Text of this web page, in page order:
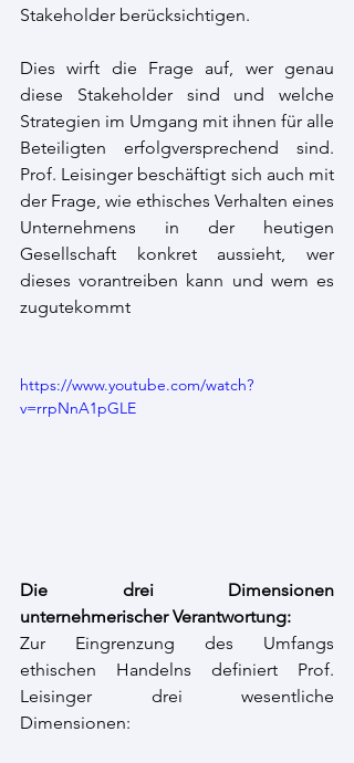
Stakeholder berücksichtigen.
Dies wirft die Frage auf, wer genau
diese Stakeholder sind und welche
Strategien im Umgang mit ihnen für alle
Beteiligten erfolgversprechend sind.
Prof. Leisinger beschäftigt sich auch mit
der Frage, wie ethisches Verhalten eines
Unternehmens in der heutigen
Gesellschaft konkret aussieht, wer
dieses vorantreiben kann und wem es
zugutekommt
https://www.youtube.com/watch?
v=rrpNnA1pGLE
Die drei Dimensionen
unternehmerischer Verantwortung:
Zur Eingrenzung des Umfangs
ethischen Handelns definiert Prof.
Leisinger drei wesentliche
Dimensionen: